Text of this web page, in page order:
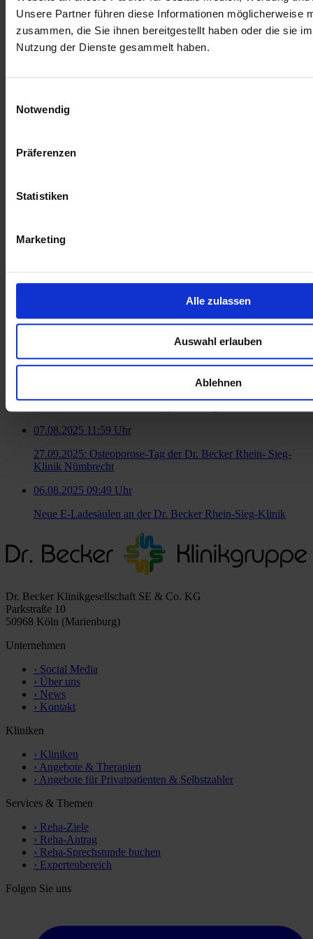
Unsere Partner führen diese Informationen möglicherweise
zusammen, die Sie ihnen bereitgestellt haben oder die sie
Nutzung der Dienste gesammelt haben.
Notwendig
Präferenzen
Statistiken
Marketing
Alle zulassen
Auswahl erlauben
Ablehnen
Zur Übersicht
Topfit auf dem Platz
07.08.2025 11:59 Uhr
27.09.2025: Osteoporose-Tag der Dr. Becker Rhein- Sieg-
Klinik Nümbrecht
06.08.2025 09:49 Uhr
Neue E-Ladesäulen an der Dr. Becker Rhein-Sieg-Klinik
Dr. Becker Klinikgesellschaft SE & Co. KG
Parkstraße 10
50968 Köln (Marienburg)
Unternehmen
› Social Media
› Über uns
› News
› Kontakt
Kliniken
› Kliniken
› Angebote & Therapien
› Angebote für Privatpatienten & Selbstzahler
Services & Themen
› Reha-Ziele
› Reha-Antrag
› Reha-Sprechstunde buchen
› Expertenbereich
Folgen Sie uns